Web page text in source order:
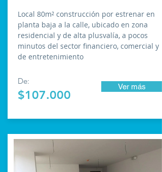
Local 80m² construcción por estrenar en
planta baja a la calle, ubicado en zona
residencial y de alta plusvalía, a pocos
minutos del sector financiero, comercial y
de entretenimiento
De:
$107.000
Ver más